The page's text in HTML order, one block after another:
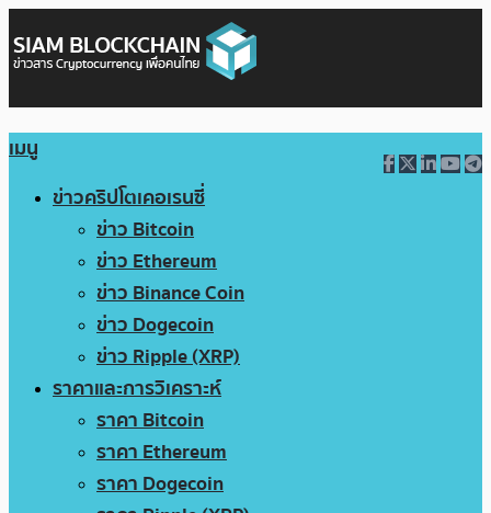
เมนู
ข่าวคริปโตเคอเรนซี่
ข่าว Bitcoin
ข่าว Ethereum
ข่าว Binance Coin
ข่าว Dogecoin
ข่าว Ripple (XRP)
ราคาและการวิเคราะห์
ราคา Bitcoin
ราคา Ethereum
ราคา Dogecoin